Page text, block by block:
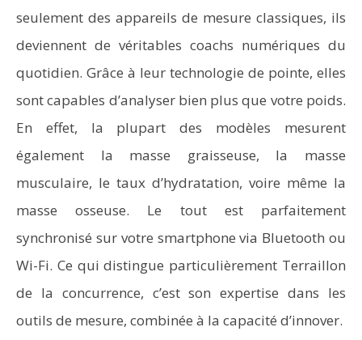
seulement des appareils de mesure classiques, ils
deviennent de véritables coachs numériques du
quotidien. Grâce à leur technologie de pointe, elles
sont capables d’analyser bien plus que votre poids.
En effet, la plupart des modèles mesurent
également la masse graisseuse, la masse
musculaire, le taux d’hydratation, voire même la
masse osseuse. Le tout est parfaitement
synchronisé sur votre smartphone via Bluetooth ou
Wi-Fi. Ce qui distingue particulièrement Terraillon
de la concurrence, c’est son expertise dans les
outils de mesure, combinée à la capacité d’innover.